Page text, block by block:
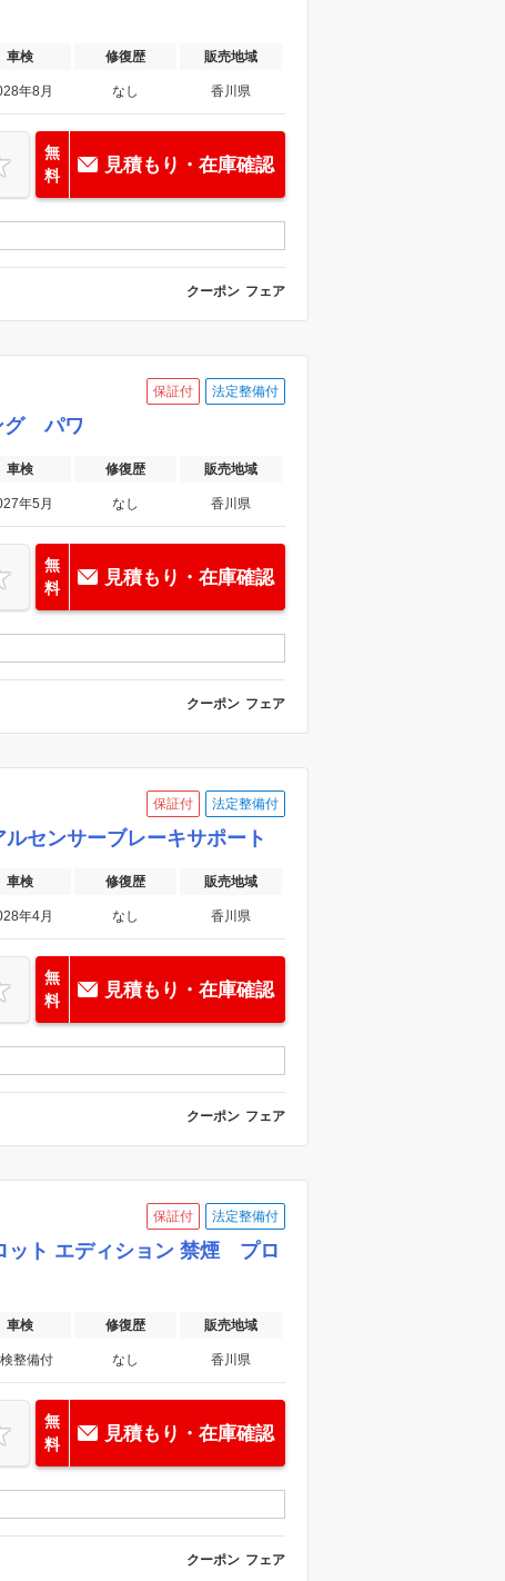
車検 修復歴 販売地域
年8月 なし 香川県
無
料
見積もり・在庫確認
クーポン フェア
保証付 法定整備付
グ パワ
車検 修復歴 販売地域
年5月 なし 香川県
無
料
見積もり・在庫確認
クーポン フェア
保証付 法定整備付
センサーブレーキサポート
車検 修復歴 販売地域
年4月 なし 香川県
無
料
見積もり・在庫確認
クーポン フェア
保証付 法定整備付
ット エディション 禁煙 プロ
車検 修復歴 販売地域
整備付 なし 香川県
無
料
見積もり・在庫確認
クーポン フェア